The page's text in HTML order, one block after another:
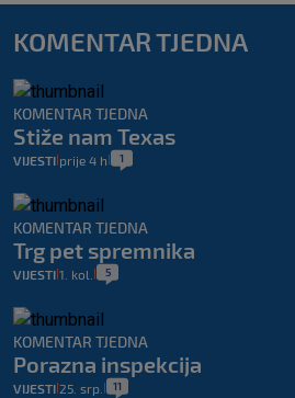
KOMENTAR TJEDNA
KOMENTAR TJEDNA
Stiže nam Texas
VIJESTI prije 4 h 1
KOMENTAR TJEDNA
Trg pet spremnika
VIJESTI 1. kol. 5
KOMENTAR TJEDNA
Porazna inspekcija
VIJESTI 25. srp. 11